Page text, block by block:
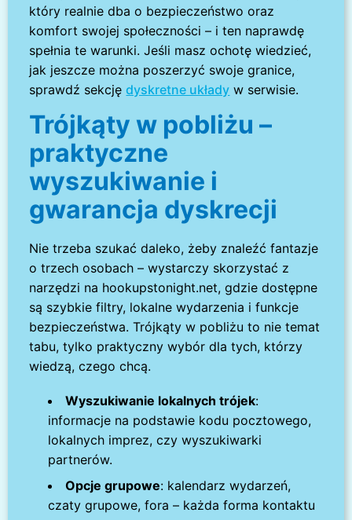
który realnie dba o bezpieczeństwo oraz
komfort swojej społeczności – i ten naprawdę
spełnia te warunki. Jeśli masz ochotę wiedzieć,
jak jeszcze można poszerzyć swoje granice,
sprawdź sekcjędyskretne układy w serwisie.
Trójkąty w pobliżu –
praktyczne
wyszukiwanie i
gwarancja dyskrecji
Nie trzeba szukać daleko, żeby znaleźć fantazje
o trzech osobach – wystarczy skorzystać z
narzędzi na hookupstonight.net, gdzie dostępne
są szybkie filtry, lokalne wydarzenia i funkcje
bezpieczeństwa. Trójkąty w pobliżu to nie temat
tabu, tylko praktyczny wybór dla tych, którzy
wiedzą, czego chcą.
Wyszukiwanie lokalnych trójek:
informacje na podstawie kodu pocztowego,
lokalnych imprez, czy wyszukiwarki
partnerów.
Opcje grupowe: kalendarz wydarzeń,
czaty grupowe, fora – każda forma kontaktu